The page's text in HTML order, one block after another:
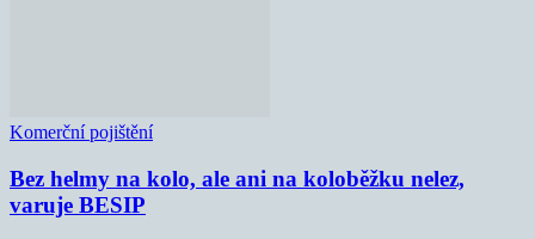
Komerční pojištění
Bez helmy na kolo, ale ani na koloběžku nelez,
varuje BESIP